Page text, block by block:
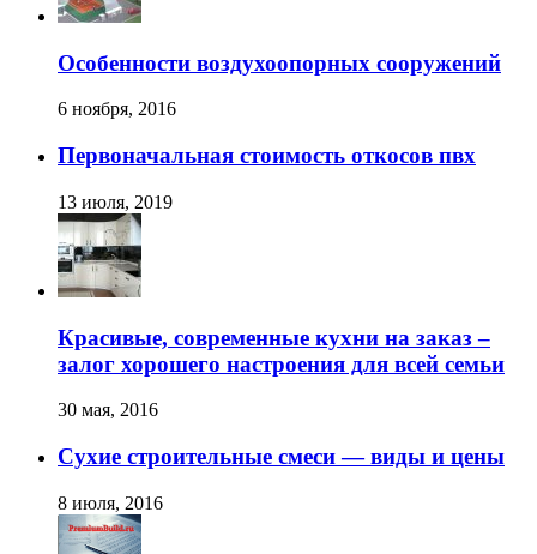
Особенности воздухоопорных сооружений
6 ноября, 2016
Первоначальная стоимость откосов пвх
13 июля, 2019
Красивые, современные кухни на заказ –
залог хорошего настроения для всей семьи
30 мая, 2016
Сухие строительные смеси — виды и цены
8 июля, 2016